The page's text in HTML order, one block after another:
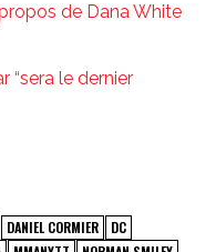
de Dana White
“sera le dernier
DANIEL CORMIER
DC